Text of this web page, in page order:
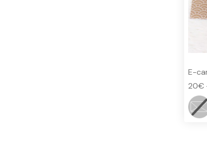
E-
20€